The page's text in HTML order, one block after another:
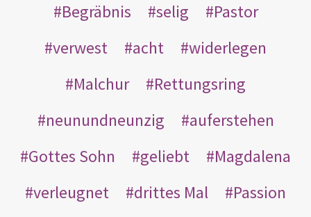
Begräbnis
selig
Pastor
verwest
acht
widerlegen
Malchur
Rettungsring
neunundneunzig
auferstehen
Gottes Sohn
geliebt
Magdalena
verleugnet
drittes Mal
Passion